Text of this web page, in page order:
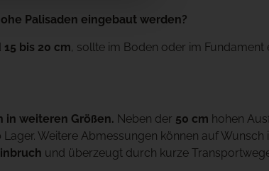
Palisaden eingebaut werden?
15 bis 20 cm, sollte im Boden oder im Fundament
in weiteren Größen. Neben der 50 cm hohen
Lager. Weitere Abmessungen können auf
und überzeugt durch kurze